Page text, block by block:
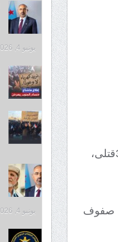
قال مصدر أمني إن الاشتباكات التي شهدتها الشيخ عثمان مساء امس خلفت 3قتلى،
صفوف
يونيو 4, 2026
يونيو 4, 2026